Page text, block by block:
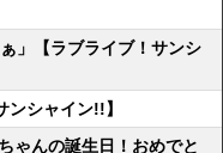
」【ラブライブ！サンシ
ンシャイン!!】
ゃんの誕生日！おめでと